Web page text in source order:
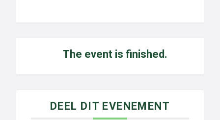
The event is finished.
DEEL DIT EVENEMENT